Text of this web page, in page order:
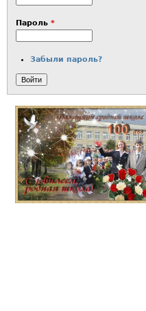
Пароль *
Забыли пароль?